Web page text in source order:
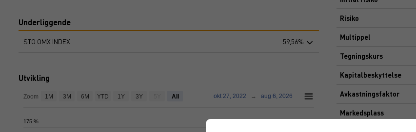
Underliggende
STO OMX INDEX 59,56%
Utvikling
175 %
Zoom 1M 3M 6M YTD 1Y 3Y All okt 27, 2022 → aug 6, 2026
Risiko
Multippel
Tegningskurs
Kapitalbeskyttelse
Avkastningsfaktor
Markedsplass